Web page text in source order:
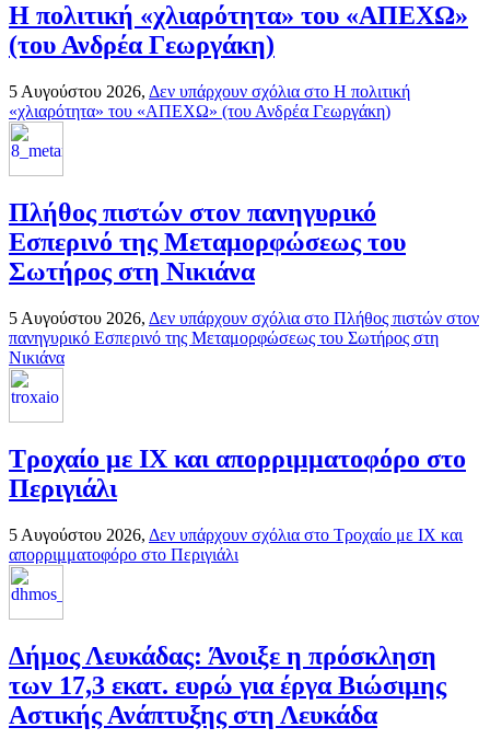
H πολιτική «χλιαρότητα» του «AΠΕΧΩ»
(του Ανδρέα Γεωργάκη)
5 Αυγούστου 2026, Δεν υπάρχουν σχόλια στο H πολιτική
«χλιαρότητα» του «AΠΕΧΩ» (του Ανδρέα Γεωργάκη)
Πλήθος πιστών στον πανηγυρικό
Εσπερινό της Μεταμορφώσεως του
Σωτήρος στη Νικιάνα
5 Αυγούστου 2026, Δεν υπάρχουν σχόλια στο Πλήθος πιστών στον
πανηγυρικό Εσπερινό της Μεταμορφώσεως του Σωτήρος στη
Νικιάνα
Τροχαίο με ΙΧ και απορριμματοφόρο στο
Περιγιάλι
5 Αυγούστου 2026, Δεν υπάρχουν σχόλια στο Τροχαίο με ΙΧ και
απορριμματοφόρο στο Περιγιάλι
Δήμος Λευκάδας: Άνοιξε η πρόσκληση
των 17,3 εκατ. ευρώ για έργα Βιώσιμης
Αστικής Ανάπτυξης στη Λευκάδα